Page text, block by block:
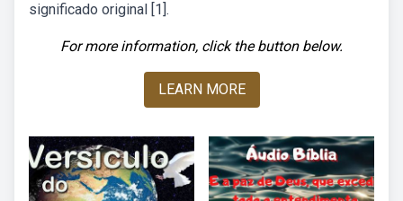
significado original [1].
For more information, click the button below.
LEARN MORE